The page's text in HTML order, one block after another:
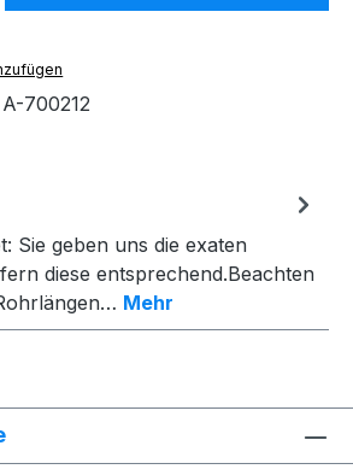
A-700212
Sie geben uns die exaten
diese entsprechend.Beachten
Mehr